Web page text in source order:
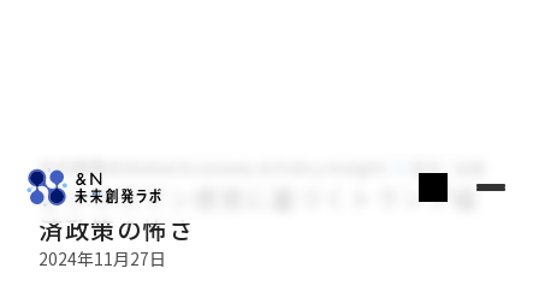
木内登英のGlobal Economy & Policy Insight
ビジネスマン感覚に基づくトランプ経
済政策の怖さ
2024年11月27日